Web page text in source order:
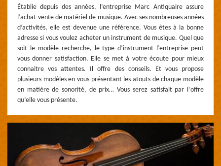
Établie depuis des années, l’entreprise Marc Antiquaire assure
l’achat-vente de matériel de musique. Avec ses nombreuses années
d’activités, elle est devenue une référence. Vous êtes à la bonne
adresse si vous voulez acheter un instrument de musique. Quel que
soit le modèle recherche, le type d’instrument l’entreprise peut
vous donner satisfaction. Elle se met à votre écoute pour mieux
connaitre vos attentes. Il offre des conseils. Et vous propose
plusieurs modèles en vous présentant les atouts de chaque modèle
en matière de sonorité, de prix… Vous serez satisfait par l‘offre
qu’elle vous présente.